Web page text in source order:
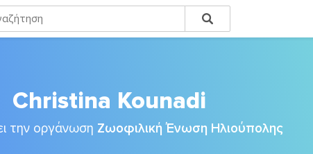
Christina Kounadi
την οργάνωση Ζωοφιλική Ένωση Ηλιούπολης